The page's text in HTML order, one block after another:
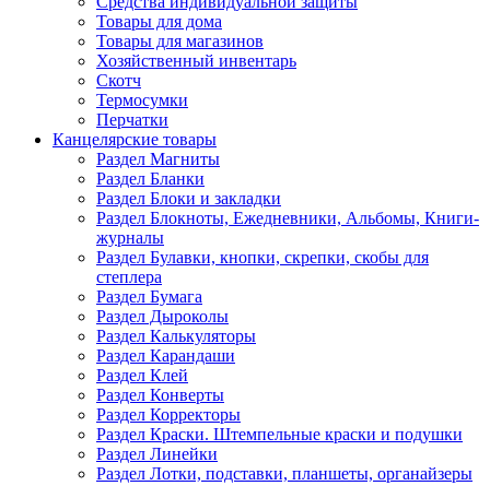
Товары для дома
Товары для магазинов
Хозяйственный инвентарь
Скотч
Термосумки
Перчатки
Канцелярские товары
Раздел Магниты
Раздел Бланки
Раздел Блоки и закладки
Раздел Блокноты, Ежедневники, Альбомы, Книги-
журналы
Раздел Булавки, кнопки, скрепки, скобы для
степлера
Раздел Бумага
Раздел Дыроколы
Раздел Калькуляторы
Раздел Карандаши
Раздел Клей
Раздел Конверты
Раздел Корректоры
Раздел Краски. Штемпельные краски и подушки
Раздел Линейки
Раздел Лотки, подставки, планшеты, органайзеры